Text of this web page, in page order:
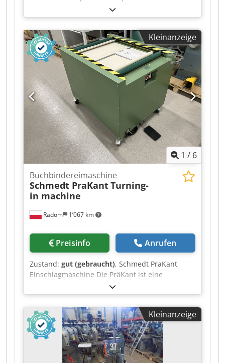
und beheizten Pressplatten. Hergestellt von
CMC, Italien. Technische Daten: Dcedpfozmu N
Rox Aiajk Maximales Format: 420 x 500 x 80 mm
Gewicht: 420 kg Presskraft: 5.000 kg Integrierte
Hydraulikeinheit. Automatische
Bücherzuführung. Automatische Format-
Erkennung. Stromversorgung: 380V + Druckluft.
Kleinanzeige
1 / 6
Radom 1’067 km
Buchbindereimaschine
Schmedt PraKantTurning-
in machine
Preisinfo Anrufen
Zustand: gut (gebraucht), Schmedt PraKant
Einschlagmaschine Die PräKant ist eine
Einschlagmaschine, die zum Umschlagen und
Anpressen der Kanten bei der Herstellung von
Buchdecken und anderen Produkten konzipiert
ist. Gewicht: 150 kg Stromversorgung: 400 V
Dcodpszmu Nwjfx Aiask Flexible
Geschwindigkeitsregelung.
Kleinanzeige